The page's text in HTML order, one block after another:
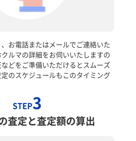
お電話またはメールでご連絡いた
ルマの詳細をお伺いいたしますの
どをご準備いただけるとスムーズ
のスケジュールもこのタイミング
STEP3
査定と査定額の算出